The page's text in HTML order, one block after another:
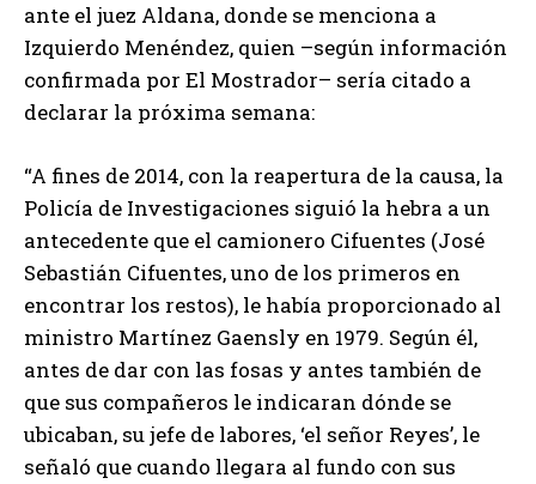
ante el juez Aldana, donde se menciona a
Izquierdo Menéndez, quien –según información
confirmada por El Mostrador– sería citado a
declarar la próxima semana:
“A fines de 2014, con la reapertura de la causa, la
Policía de Investigaciones siguió la hebra a un
antecedente que el camionero Cifuentes (José
Sebastián Cifuentes, uno de los primeros en
encontrar los restos), le había proporcionado al
ministro Martínez Gaensly en 1979. Según él,
antes de dar con las fosas y antes también de
que sus compañeros le indicaran dónde se
ubicaban, su jefe de labores, ‘el señor Reyes’, le
señaló que cuando llegara al fundo con sus